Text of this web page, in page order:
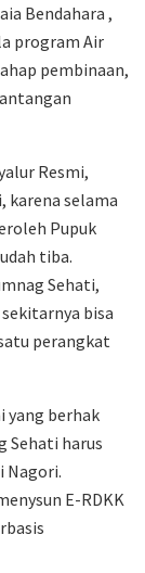
Bendahara ,
program Air
pembinaan,
Resmi,
karena selama
Pupuk
tiba.
Sehati,
bisa
perangkat
yang berhak
Sehati harus
Nagori.
E-RDKK